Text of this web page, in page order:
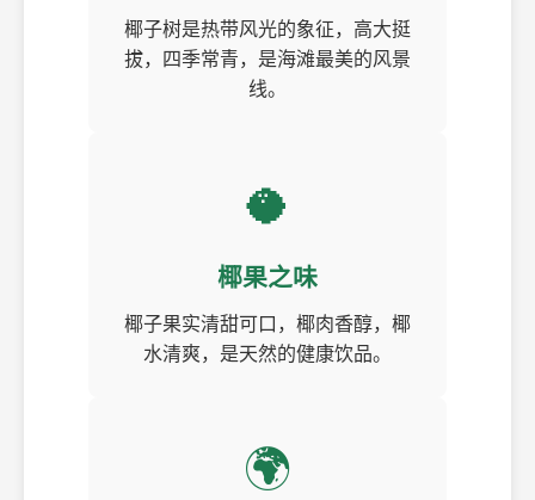
椰子树是热带风光的象征，高大挺
拔，四季常青，是海滩最美的风景
线。
🥥
椰果之味
椰子果实清甜可口，椰肉香醇，椰
水清爽，是天然的健康饮品。
🌍